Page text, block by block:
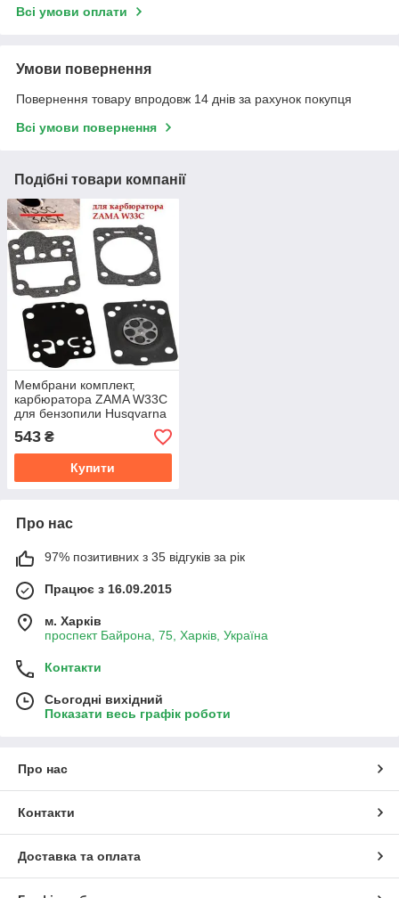
Всі умови оплати
Умови повернення
Повернення товару впродовж 14 днів за рахунок покупця
Всі умови повернення
Подібні товари компанії
Мембрани комплект,
карбюратора ZAMA W33C
для бензопили Husqvarna
236, 240 (випуску до
2014р)
543 ₴
Купити
Про нас
97% позитивних з 35 відгуків за рік
Працює з 16.09.2015
м. Харків
проспект Байрона, 75, Харків, Україна
Контакти
Сьогодні вихідний
Показати весь графік роботи
Про нас
Контакти
Доставка та оплата